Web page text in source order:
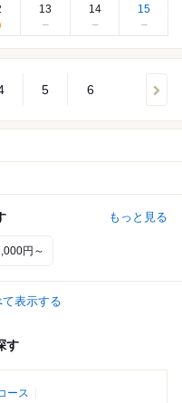
13 14 15
5 6
もっと見る
円～
表示する
す
ース